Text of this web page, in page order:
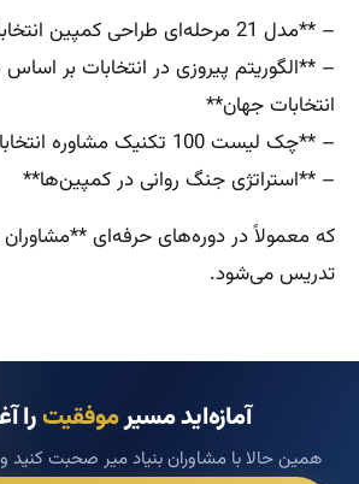
– **مدل 21 مرحله‌ای طراحی کمپین انتخاباتی**
انتخابات جهان**
– **چک لیست 100 تکنیک مشاوره انتخاباتی**
– **استراتژی جنگ روانی در کمپین‌ها**
که معمولاً در دوره‌های حرفه‌ای **مشاوران
تدریس می‌شود.
آمازه‌اید مسیرموفقیترا
همین حالا با مشاوران بنیاد میر صحبت کنید و